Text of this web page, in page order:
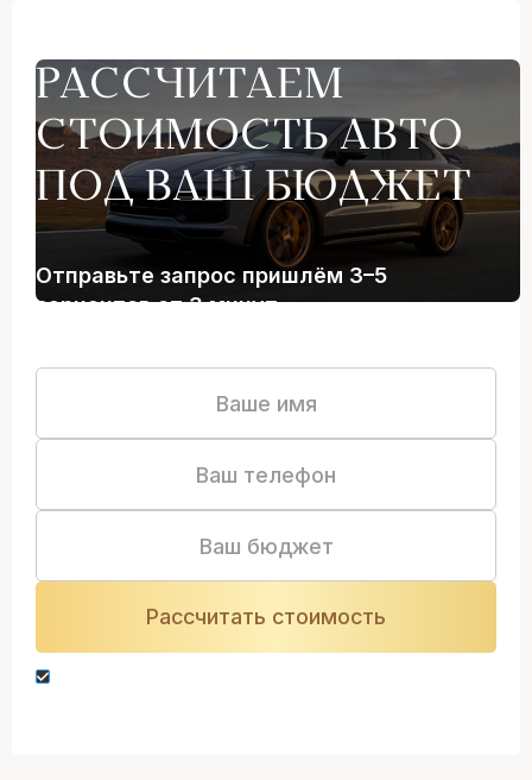
РАССЧИТАЕМ
СТОИМОСТЬ АВТО
ПОД ВАШ БЮДЖЕТ
Отправьте запрос пришлём 3–5
вариантов от 3 минут